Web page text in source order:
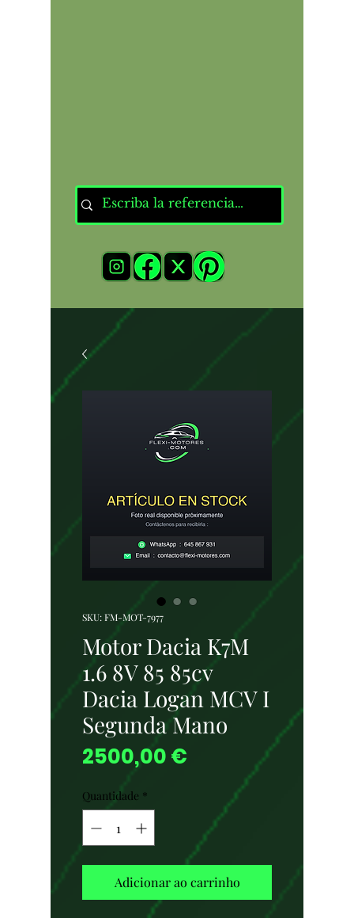
SKU: FM-MOT-7977
Motor Dacia K7M
1.6 8V 85 85cv
Dacia Logan MCV I
Segunda Mano
2500,00 €
Quantidade *
Adicionar ao carrinho